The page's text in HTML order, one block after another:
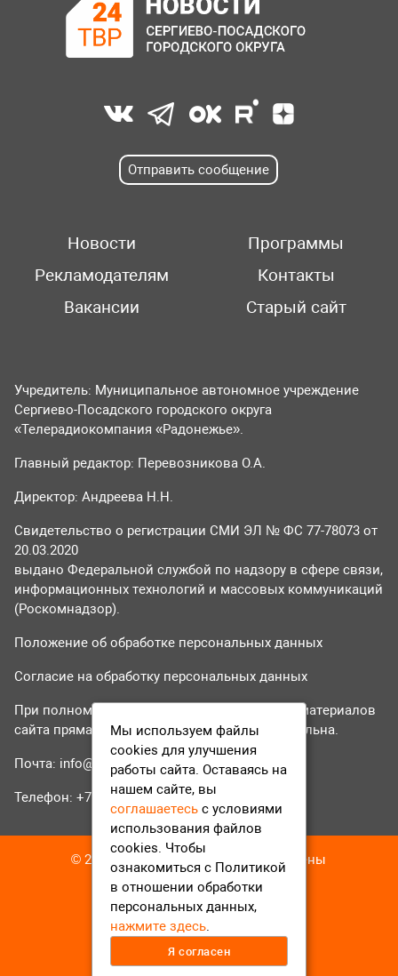
Отправить сообщение
Новости
Программы
Рекламодателям
Контакты
Вакансии
Старый сайт
Учредитель: Муниципальное автономное учреждение
Сергиево-Посадского городского округа
«Телерадиокомпания «Радонежье».
Главный редактор: Перевозникова О.А.
Директор: Андреева Н.Н.
Свидетельство о регистрации СМИ ЭЛ № ФС 77-78073 от
20.03.2020
выдано Федеральной службой по надзору в сфере связи,
информационных технологий и массовых коммуникаций
(Роскомнадзор).
Положение об обработке персональных данных
Согласие на обработку персональных данных
При полном или частичном использовании материалов
сайта прямая гиперссылка на tvr24.tv обязательна.
Почта: info@tvr24.tv
Телефон: +7 (496) 551-04-95
© 2016-2023 ТВР24 Все права защищены
Мы используем файлы
cookies для улучшения
работы сайта. Оставаясь на
нашем сайте, вы
соглашаетесь с условиями
использования файлов
cookies. Чтобы
ознакомиться с Политикой
в отношении обработки
персональных данных,
нажмите здесь.
Я согласен